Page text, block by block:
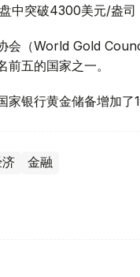
中突破4300美元/盎司
会（World Gold
五的国家之一。
银行黄金储备增加了
金融